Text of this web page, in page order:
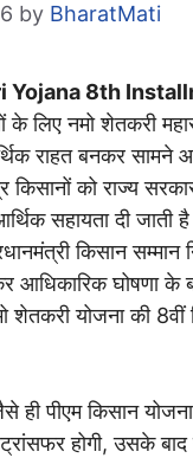
by BharatMati
Yojana 8th
के लिए नमो शेतकरी
राहत बनकर सामने
किसानों को राज्य
सहायता दी जाती
किसान सम्मान
आधिकारिक घोषणा के
शेतकरी योजना की 8वीं
पीएम किसान
होगी, उसके